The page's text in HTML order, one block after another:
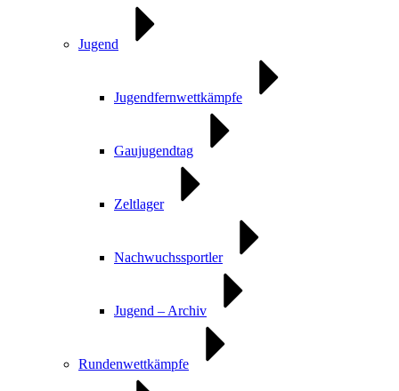
Jugend
Jugendfernwettkämpfe
Gaujugendtag
Zeltlager
Nachwuchssportler
Jugend – Archiv
Rundenwettkämpfe